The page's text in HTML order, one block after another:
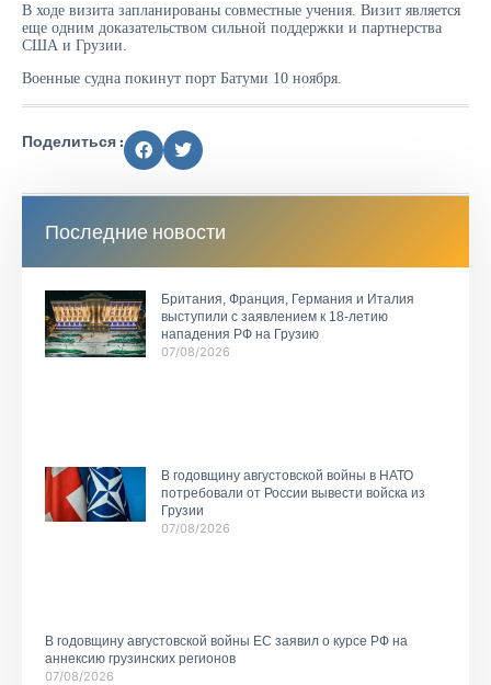
В ходе визита запланированы совместные учения. Визит является
еще одним доказательством сильной поддержки и партнерства
США и Грузии.
Военные судна покинут порт Батуми 10 ноября.
Поделиться :
Последние новости
Британия, Франция, Германия и Италия
выступили с заявлением к 18-летию
нападения РФ на Грузию
07/08/2026
В годовщину августовской войны в НАТО
потребовали от России вывести войска из
Грузии
07/08/2026
В годовщину августовской войны ЕС заявил о курсе РФ на
аннексию грузинских регионов
07/08/2026